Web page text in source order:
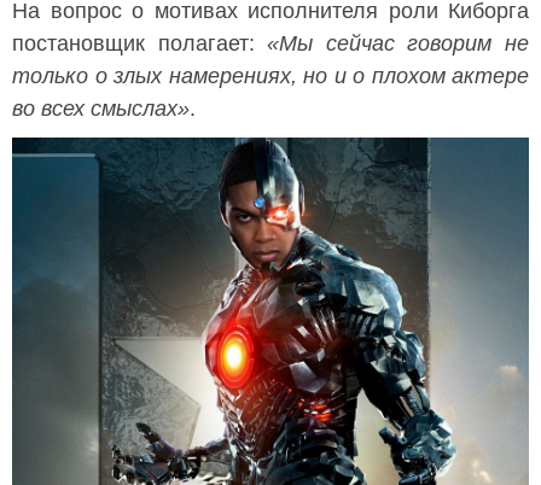
На вопрос о мотивах исполнителя роли Киборга
постановщик полагает:«Мы сейчас говорим не
только о злых намерениях, но и о плохом актере
во всех смыслах».